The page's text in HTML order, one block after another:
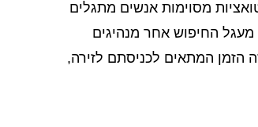
מסוימות אנשים מתגלים
החיפוש אחר מנהיגים
הזמן המתאים לכניסתם לזירה,